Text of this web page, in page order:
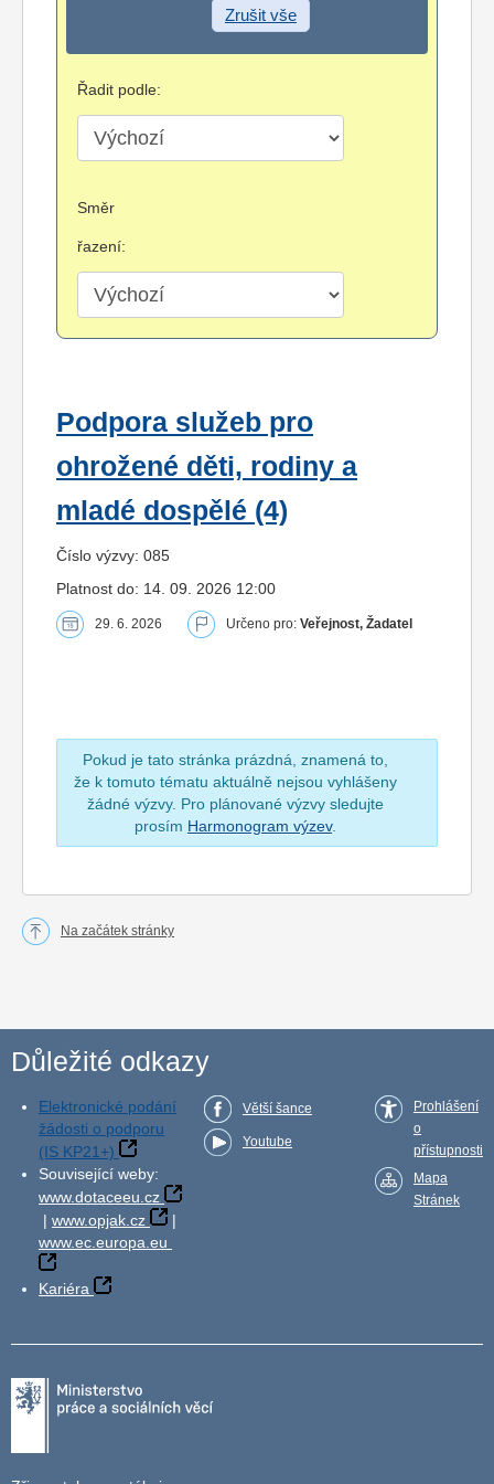
Zrušit vše
Řadit podle:
Směr
řazení:
Podpora služeb pro
ohrožené děti, rodiny a
mladé dospělé (4)
Číslo výzvy: 085
Platnost do: 14. 09. 2026 12:00
29. 6. 2026 Určeno pro: Veřejnost, Žadatel
Pokud je tato stránka prázdná, znamená to,
že k tomuto tématu aktuálně nejsou vyhlášeny
žádné výzvy. Pro plánované výzvy sledujte
prosím Harmonogram výzev.
Na začátek stránky
Důležité odkazy
Elektronické podání
žádosti o podporu
(IS KP21+)
Související weby:
www.dotaceeu.cz
| www.opjak.cz
|
www.ec.europa.eu
Kariéra
Větší šance
Youtube
Prohlášení
o
přístupnosti
Mapa
Stránek